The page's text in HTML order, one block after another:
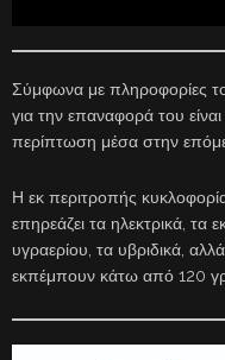
Σύμφωνα με πληροφορίες
για την επαναφορά του
περίπτωση μέσα στην
Η εκ περιτροπής
επηρεάζει τα ηλεκτρικά, τα
υγραερίου, τα υβριδικά,
εκπέμπουν κάτω από 120